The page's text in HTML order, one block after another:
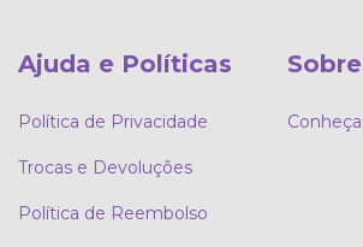
Ajuda e Políticas
Política de Privacidade
Trocas e Devoluções
Política de Reembolso